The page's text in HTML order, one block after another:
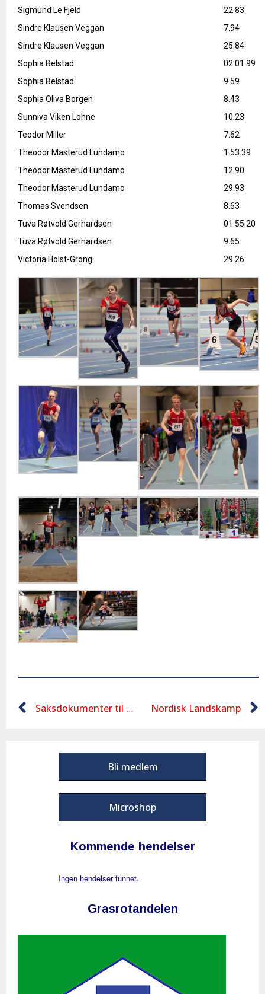
Sigmund Le Fjeld
22.83
Sindre Klausen Veggan
7.94
Sindre Klausen Veggan
25.84
Sophia Belstad
02.01.99
Sophia Belstad
9.59
Sophia Oliva Borgen
8.43
Sunniva Viken Lohne
10.23
Teodor Miller
7.62
Theodor Masterud Lundamo
1.53.39
Theodor Masterud Lundamo
12.90
Theodor Masterud Lundamo
29.93
Thomas Svendsen
8.63
Tuva Røtvold Gerhardsen
01.55.20
Tuva Røtvold Gerhardsen
9.65
Victoria Holst-Grong
29.26
Saksdokumenter til det årlige møte i friidrettsgruppen. Nordisk Landskamp
Bli medlem
Microshop
Kommende hendelser
Ingen hendelser funnet.
Grasrotandelen